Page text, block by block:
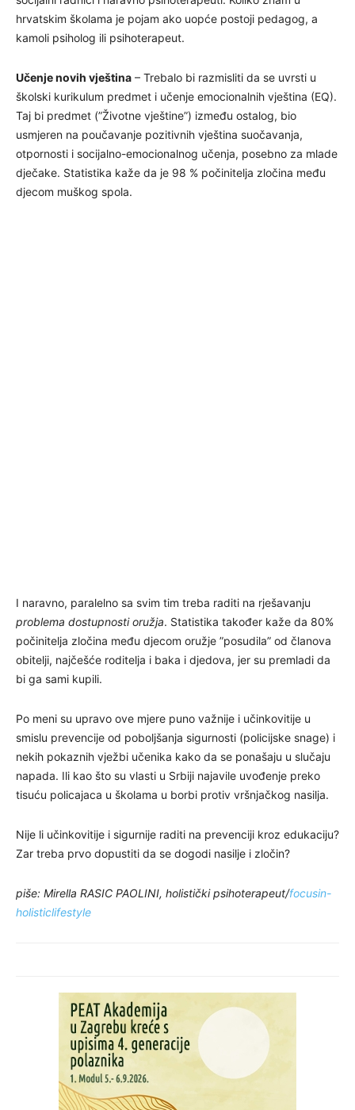
hrvatskim školama je pojam ako uopće postoji pedagog, a
kamoli psiholog ili psihoterapeut.
Učenje novih vještina – Trebalo bi razmisliti da se uvrsti u
školski kurikulum predmet i učenje emocionalnih vještina (EQ).
Taj bi predmet (”Životne vještine”) između ostalog, bio
usmjeren na poučavanje pozitivnih vještina suočavanja,
otpornosti i socijalno-emocionalnog učenja, posebno za mlade
dječake. Statistika kaže da je 98 % počinitelja zločina među
djecom muškog spola.
I naravno, paralelno sa svim tim treba raditi na rješavanju
problema dostupnosti oružja. Statistika također kaže da 80%
počinitelja zločina među djecom oružje ”posudila” od članova
obitelji, najčešće roditelja i baka i djedova, jer su premladi da
bi ga sami kupili.
Po meni su upravo ove mjere puno važnije i učinkovitije u
smislu prevencije od poboljšanja sigurnosti (policijske snage) i
nekih pokaznih vježbi učenika kako da se ponašaju u slučaju
napada. Ili kao što su vlasti u Srbiji najavile uvođenje preko
tisuću policajaca u školama u borbi protiv vršnjačkog nasilja.
Nije li učinkovitije i sigurnije raditi na prevenciji kroz edukaciju?
Zar treba prvo dopustiti da se dogodi nasilje i zločin?
piše: Mirella RASIC PAOLINI, holistički psihoterapeut/focusin-
holisticlifestyle